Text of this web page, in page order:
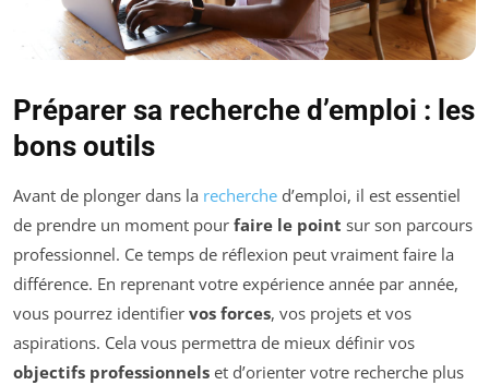
Préparer sa recherche d’emploi : les
bons outils
Avant de plonger dans la recherche d’emploi, il est essentiel
de prendre un moment pour faire le point sur son parcours
professionnel. Ce temps de réflexion peut vraiment faire la
différence. En reprenant votre expérience année par année,
vous pourrez identifier vos forces, vos projets et vos
aspirations. Cela vous permettra de mieux définir vos
objectifs professionnels et d’orienter votre recherche plus